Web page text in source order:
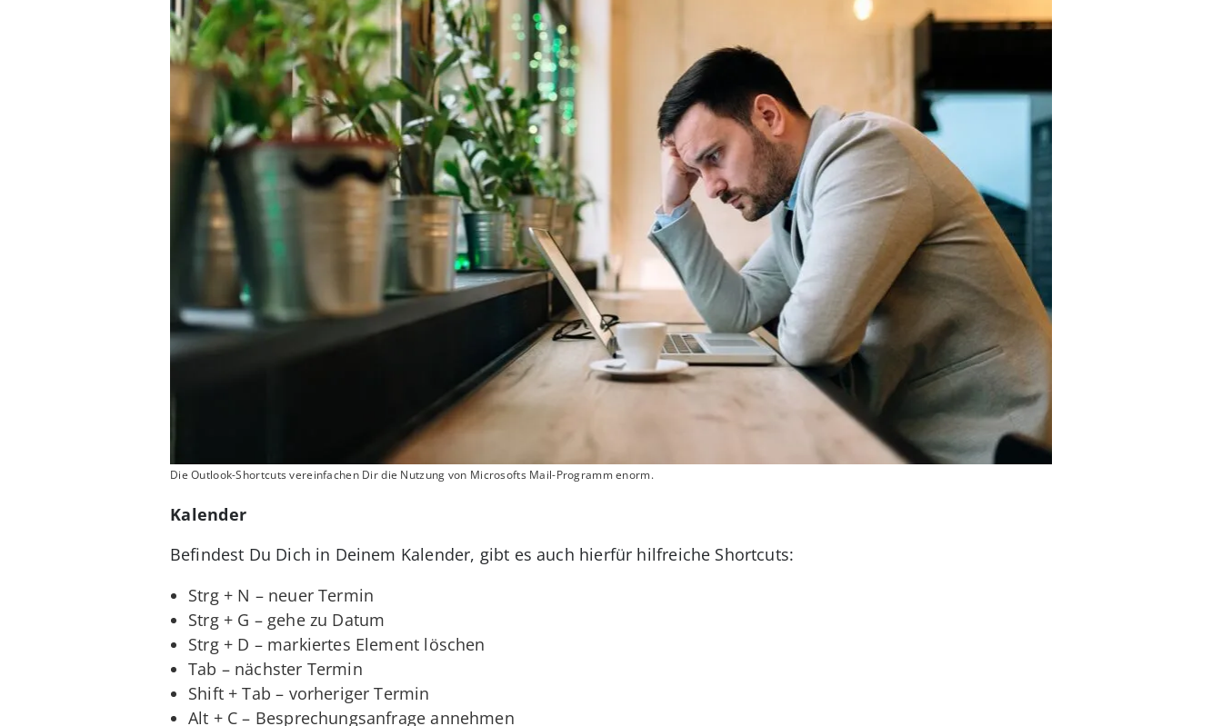
Die Outlook-Shortcuts vereinfachen Dir die Nutzung von Microsofts Mail-Programm enorm.
Kalender
Befindest Du Dich in Deinem Kalender, gibt es auch hierfür hilfreiche Shortcuts:
Strg + N – neuer Termin
Strg + G – gehe zu Datum
Strg + D – markiertes Element löschen
Tab – nächster Termin
Shift + Tab – vorheriger Termin
Alt + C – Besprechungsanfrage annehmen